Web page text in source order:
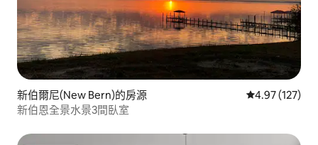
新伯爾尼(New Bern)的房源 從 127 則評價
4.97 (127)
新伯恩全景水景3間臥室